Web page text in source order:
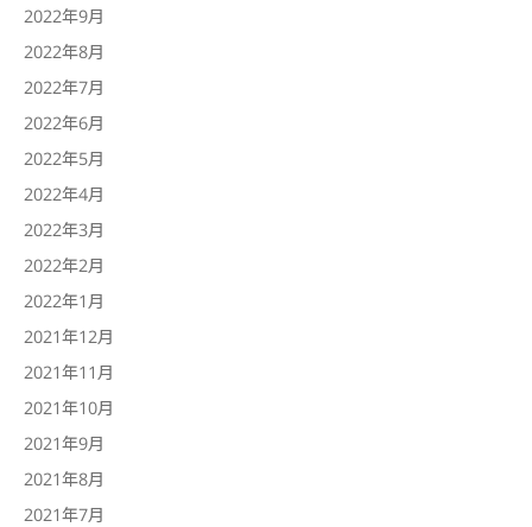
2022年9月
2022年8月
2022年7月
2022年6月
2022年5月
2022年4月
2022年3月
2022年2月
2022年1月
2021年12月
2021年11月
2021年10月
2021年9月
2021年8月
2021年7月